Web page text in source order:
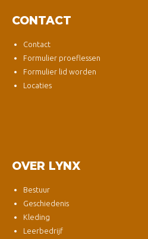
CONTACT
Contact
Formulier proeflessen
Formulier lid worden
Locaties
OVER LYNX
Bestuur
Geschiedenis
Kleding
Leerbedrijf